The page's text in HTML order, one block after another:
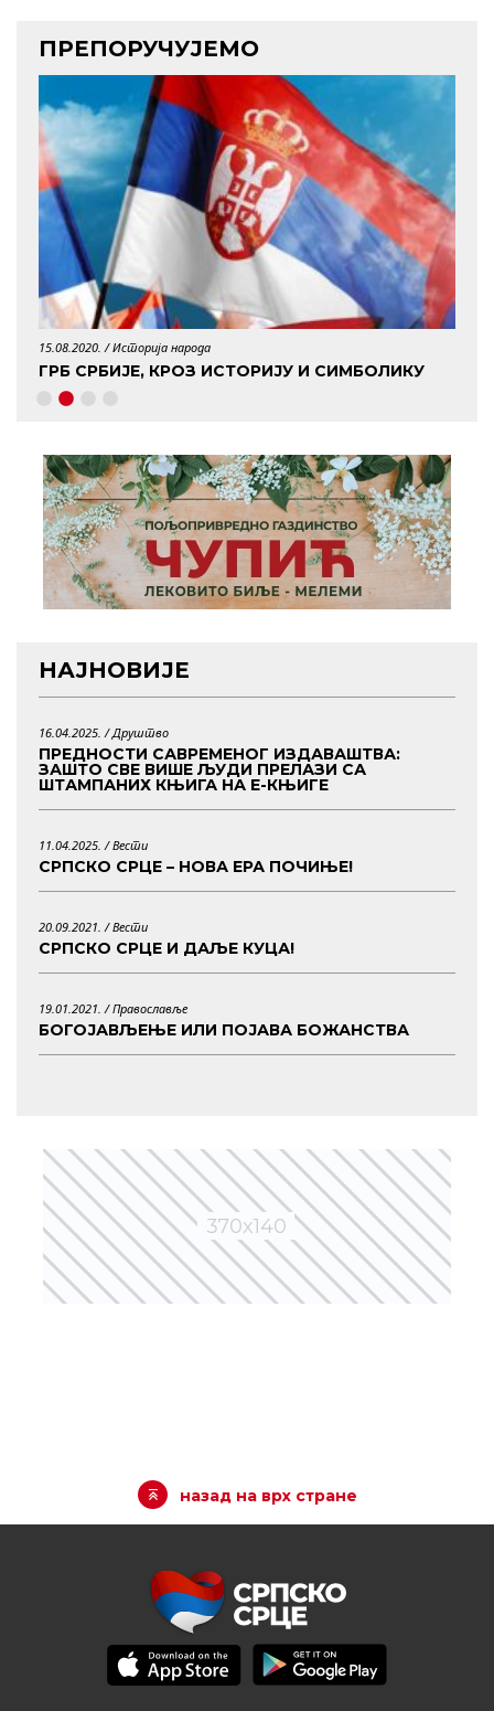
ПРЕПОРУЧУЈЕМО
15.08.2020. /Историја народа
ГРБ СРБИЈЕ, КРОЗ ИСТОРИЈУ И СИМБОЛИКУ
НАЈНОВИЈЕ
16.04.2025. /Друштво
ПРЕДНОСТИ САВРЕМЕНОГ ИЗДАВАШТВА:
ЗАШТО СВЕ ВИШЕ ЉУДИ ПРЕЛАЗИ СА
ШТАМПАНИХ КЊИГА НА Е-КЊИГЕ
11.04.2025. /Вести
СРПСКО СРЦЕ – НОВА ЕРА ПОЧИЊЕ!
20.09.2021. /Вести
СРПСКО СРЦЕ И ДАЉЕ КУЦА!
19.01.2021. /Православље
БОГОЈАВЉЕЊЕ ИЛИ ПОЈАВА БОЖАНСТВА
назад на врх стране